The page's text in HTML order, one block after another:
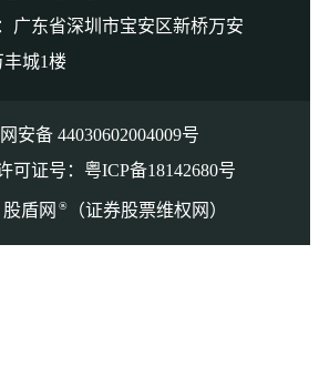
广东省深圳市宝安区新桥万安
丰城1楼
安备 44030602004009号
可证号：粤ICP备18142680号
盾网 ® （证券股票维权网）